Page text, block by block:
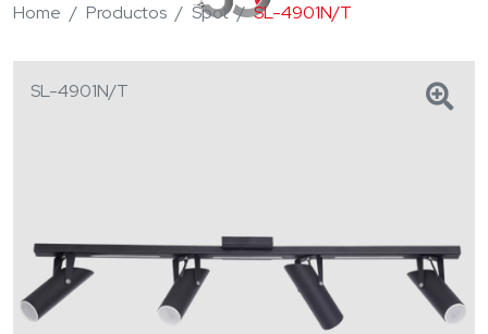
Home Productos Spot SL-4901N/T
SL-4901N/T